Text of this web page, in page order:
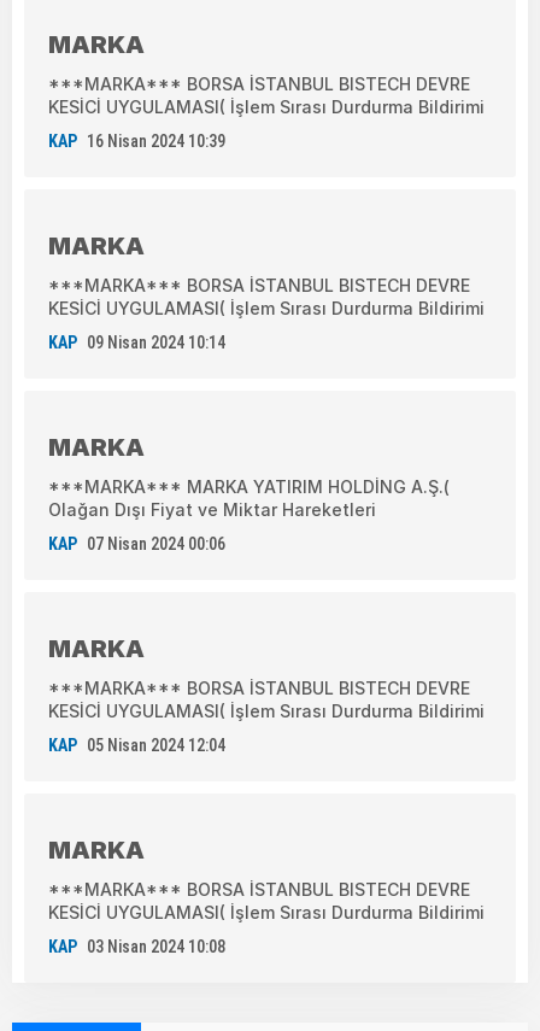
MARKA
***MARKA*** BORSA İSTANBUL BISTECH DEVRE
KESİCİ UYGULAMASI( İşlem Sırası Durdurma Bildirimi
KAP 16 Nisan 2024 10:39
MARKA
***MARKA*** BORSA İSTANBUL BISTECH DEVRE
KESİCİ UYGULAMASI( İşlem Sırası Durdurma Bildirimi
KAP 09 Nisan 2024 10:14
MARKA
***MARKA*** MARKA YATIRIM HOLDİNG A.Ş.(
Olağan Dışı Fiyat ve Miktar Hareketleri
KAP 07 Nisan 2024 00:06
MARKA
***MARKA*** BORSA İSTANBUL BISTECH DEVRE
KESİCİ UYGULAMASI( İşlem Sırası Durdurma Bildirimi
KAP 05 Nisan 2024 12:04
MARKA
***MARKA*** BORSA İSTANBUL BISTECH DEVRE
KESİCİ UYGULAMASI( İşlem Sırası Durdurma Bildirimi
KAP 03 Nisan 2024 10:08